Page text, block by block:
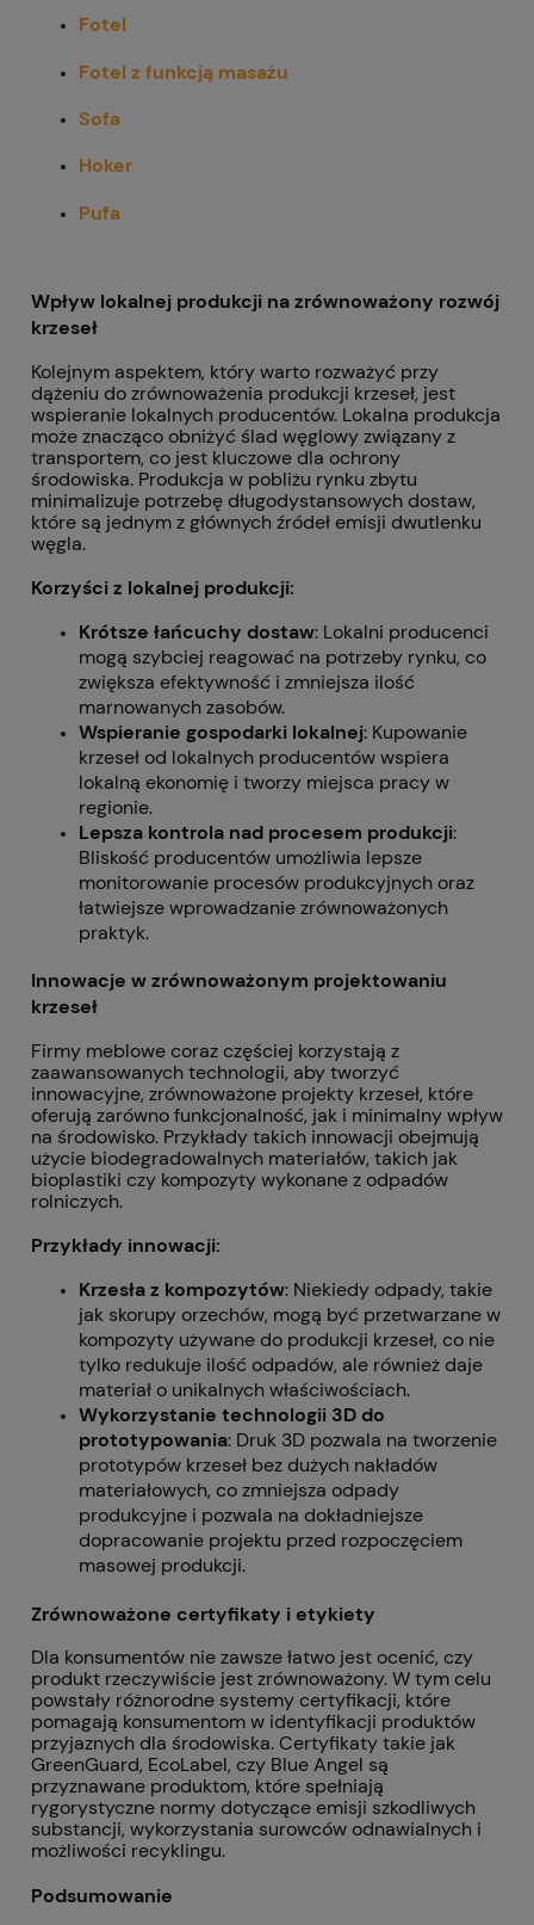
Fotel
Fotel z funkcją masażu
Sofa
Hoker
Pufa
Wpływ lokalnej produkcji na zrównoważony rozwój
krzeseł
Kolejnym aspektem, który warto rozważyć przy
dążeniu do zrównoważenia produkcji krzeseł, jest
wspieranie lokalnych producentów. Lokalna produkcja
może znacząco obniżyć ślad węglowy związany z
transportem, co jest kluczowe dla ochrony
środowiska. Produkcja w pobliżu rynku zbytu
minimalizuje potrzebę długodystansowych dostaw,
które są jednym z głównych źródeł emisji dwutlenku
węgla.
Korzyści z lokalnej produkcji:
Krótsze łańcuchy dostaw: Lokalni producenci
mogą szybciej reagować na potrzeby rynku, co
zwiększa efektywność i zmniejsza ilość
marnowanych zasobów.
Wspieranie gospodarki lokalnej: Kupowanie
krzeseł od lokalnych producentów wspiera
lokalną ekonomię i tworzy miejsca pracy w
regionie.
Lepsza kontrola nad procesem produkcji:
Bliskość producentów umożliwia lepsze
monitorowanie procesów produkcyjnych oraz
łatwiejsze wprowadzanie zrównoważonych
praktyk.
Innowacje w zrównoważonym projektowaniu
krzeseł
Firmy meblowe coraz częściej korzystają z
zaawansowanych technologii, aby tworzyć
innowacyjne, zrównoważone projekty krzeseł, które
oferują zarówno funkcjonalność, jak i minimalny wpływ
na środowisko. Przykłady takich innowacji obejmują
użycie biodegradowalnych materiałów, takich jak
bioplastiki czy kompozyty wykonane z odpadów
rolniczych.
Przykłady innowacji:
Krzesła z kompozytów: Niekiedy odpady, takie
jak skorupy orzechów, mogą być przetwarzane w
kompozyty używane do produkcji krzeseł, co nie
tylko redukuje ilość odpadów, ale również daje
materiał o unikalnych właściwościach.
Wykorzystanie technologii 3D do
prototypowania: Druk 3D pozwala na tworzenie
prototypów krzeseł bez dużych nakładów
materiałowych, co zmniejsza odpady
produkcyjne i pozwala na dokładniejsze
dopracowanie projektu przed rozpoczęciem
masowej produkcji.
Zrównoważone certyfikaty i etykiety
Dla konsumentów nie zawsze łatwo jest ocenić, czy
produkt rzeczywiście jest zrównoważony. W tym celu
powstały różnorodne systemy certyfikacji, które
pomagają konsumentom w identyfikacji produktów
przyjaznych dla środowiska. Certyfikaty takie jak
GreenGuard, EcoLabel, czy Blue Angel są
przyznawane produktom, które spełniają
rygorystyczne normy dotyczące emisji szkodliwych
substancji, wykorzystania surowców odnawialnych i
możliwości recyklingu.
Podsumowanie